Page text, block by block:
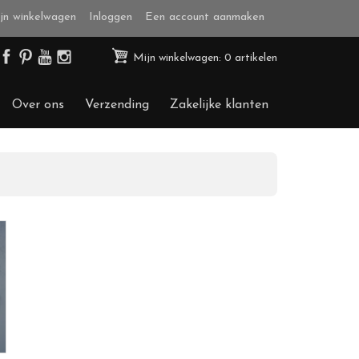
winkelwagen Inloggen Een account aanmaken
Mijn winkelwagen: 0 artikelen
Over ons Verzending Zakelijke klanten